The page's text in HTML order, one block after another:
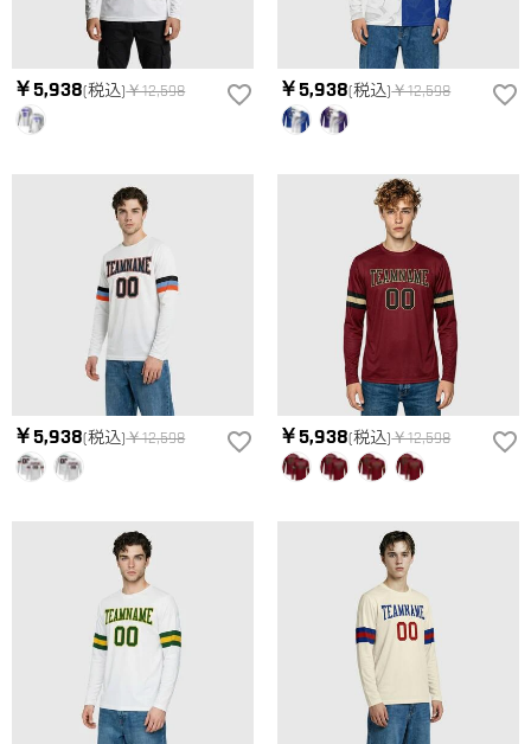
いたします。
はい。ご覧になる環境（PCのモニタやスマホの画面）、商品撮
影時の照明等によりイメージ画像が実際の商品と色味が異なる
場合がございます。
どうやって自分に合うサイズを選びますか？
まずお気に入りのデザインを選んで、商品ページの画像にサイ
ズ表を参考して、自分に合うサイズをお選びください。測定方
法が異なるため、サイズに1〜2cm程度の誤差がある場合がござ
配送＆返品について
送料は配送方法によって異なります。通常配送は送料が2,520
円で、16,020円以上で無料になります。速達配送は送料が5,400
円になります。90,000円以上で無料になります。（一部離島や
遠方へご発送の場合、中継料が別途加算されます。）
注文した商品はいつ届きますか？
納期=製作作業時間+配送時間 受注製作品のため、ご入金を確
認してから制作となります。大量生産品ではなく、一つ一つ手
でお作りしており、予定作業時間は商品ページに記載しており
ます。 そしてご購入の際にお選び頂いた「配送方法」の選択
によって、お届け日数が異なります。詳細は
配送について
でご確認ください。.
返品・交換はできますか？
お客様が商品受け取り後、60日以内の未使用品の返品は可能で
す。受注生産品のため、返品は50%の返品手数料(材料費)が発
生致します。詳細は
キャンセル/返品について
までご確認くだ
さい。.
￥5,938(税込)￥12,598 ￥5,938(税込)￥12,598
￥5,938(税込)￥12,598 ￥5,938(税込)￥12,598